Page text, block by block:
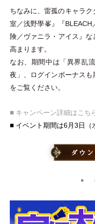
ちなみに、雷孤のキャラ
室／浅野學峯』『
険／ヴァニラ ・ アイス』な
高まります。
なお、期間中は 「異界乱流
夜 」
、ログインボーナス
をご覧ください。
■ キャンペーン詳細はこち
■ イベント期間は6月3日
（
＊